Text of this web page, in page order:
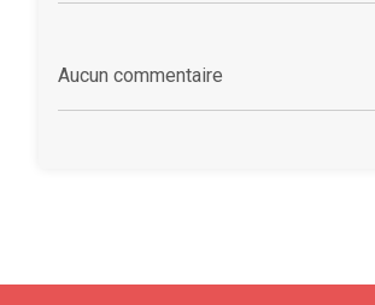
Aucun commentaire